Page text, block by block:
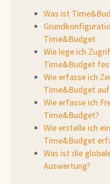
Was ist
Time&Budget
Wie lege ich
Time&Budget
Wie erfasse ich
Time&Budget
Wie erfasse ich
Time&Budget?
Wie erstelle ich
Time&Budget
Was ist die
Auswertung?